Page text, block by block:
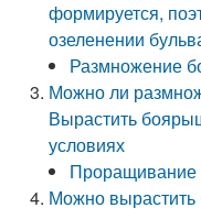
формируется,
озеленении
Размножение
Можно ли
Вырастить
условиях
Можно вырастить